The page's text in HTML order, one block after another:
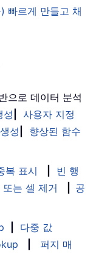
빠르게 만들고 채
으로 데이터 분석
성
사용자 지정
성
향상된 함수
복 표시
빈 행
는 셀 제거
공
다중 값
퍼지 매